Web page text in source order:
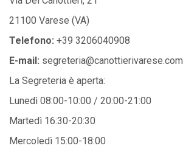
21100 Varese (VA)
Telefono: +39 3206040908
E-mail: segreteria@canottierivarese.com
La Segreteria è aperta:
Lunedì 08:00-10:00 / 20:00-21:00
Martedì 16:30-20:30
Mercoledì 15:00-18:00